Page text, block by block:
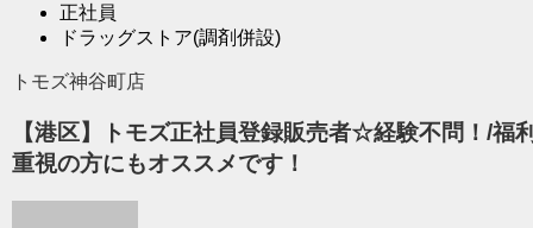
正社員
ドラッグストア(調剤併設)
トモズ神谷町店
【港区】トモズ正社員登録販売者☆経験不問！/
重視の方にもオススメです！